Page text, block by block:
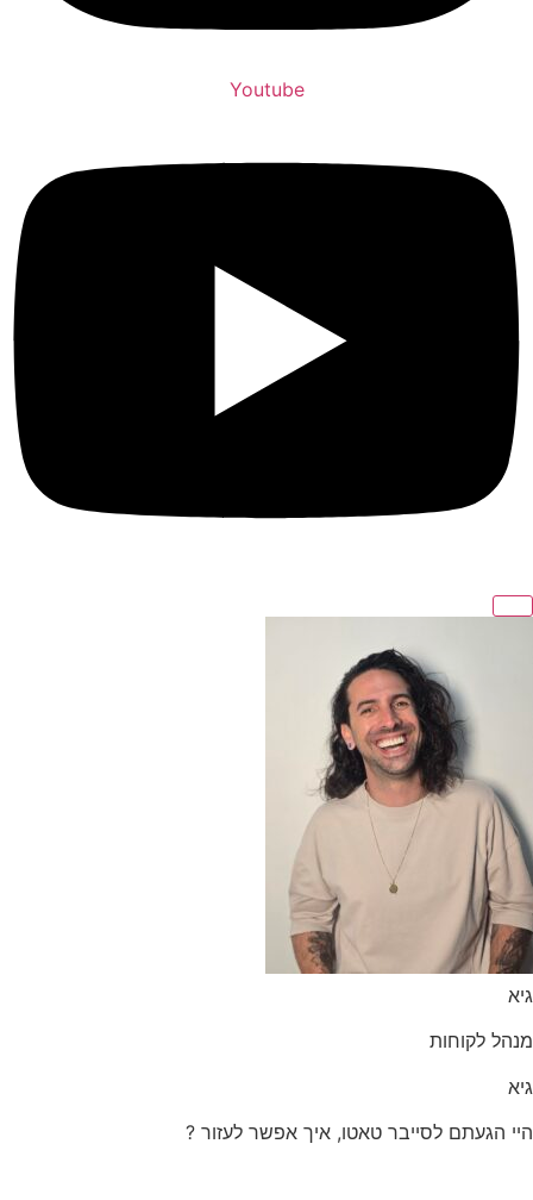
Youtube
לקוחות
הגעתם לסייבר טאטו, איך אפשר לעזור ?